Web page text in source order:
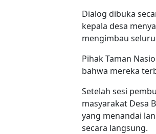
Dialog dibuka
kepala desa
mengimbau
Pihak Taman
bahwa mereka
Setelah sesi
masyarakat Desa
yang menandai
secara langsung.